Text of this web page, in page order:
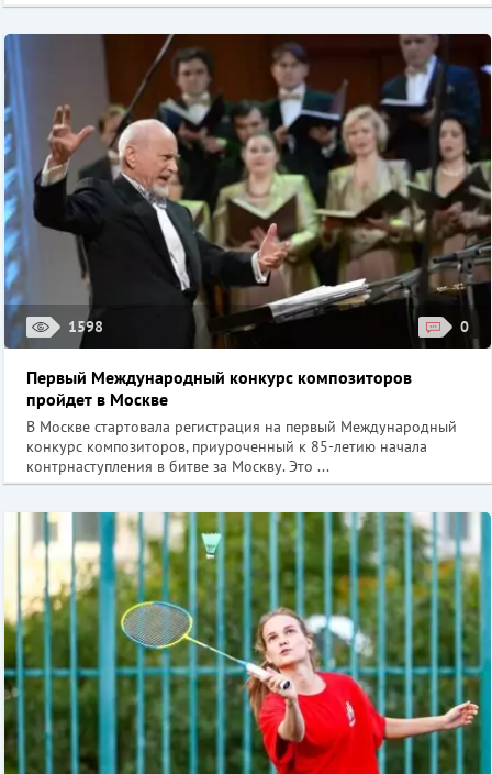
1598 0
Первый Международный конкурс композиторов
пройдет в Москве
В Москве стартовала регистрация на первый Международный
конкурс композиторов, приуроченный к 85-летию начала
контрнаступления в битве за Москву. Это ...